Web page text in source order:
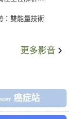
：雙能量技術
更多影音
癌症站